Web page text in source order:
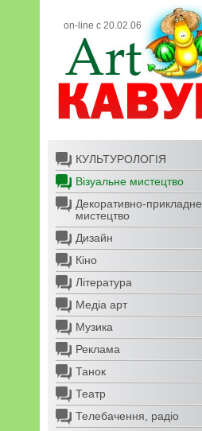
on-line с 20.02.06
КУЛЬТУРОЛОГІЯ
Візуальне мистецтво
Декоративно-прикладне
мистецтво
Дизайн
Кіно
Література
Медіа арт
Музика
Реклама
Танок
Театр
Телебачення, радіо